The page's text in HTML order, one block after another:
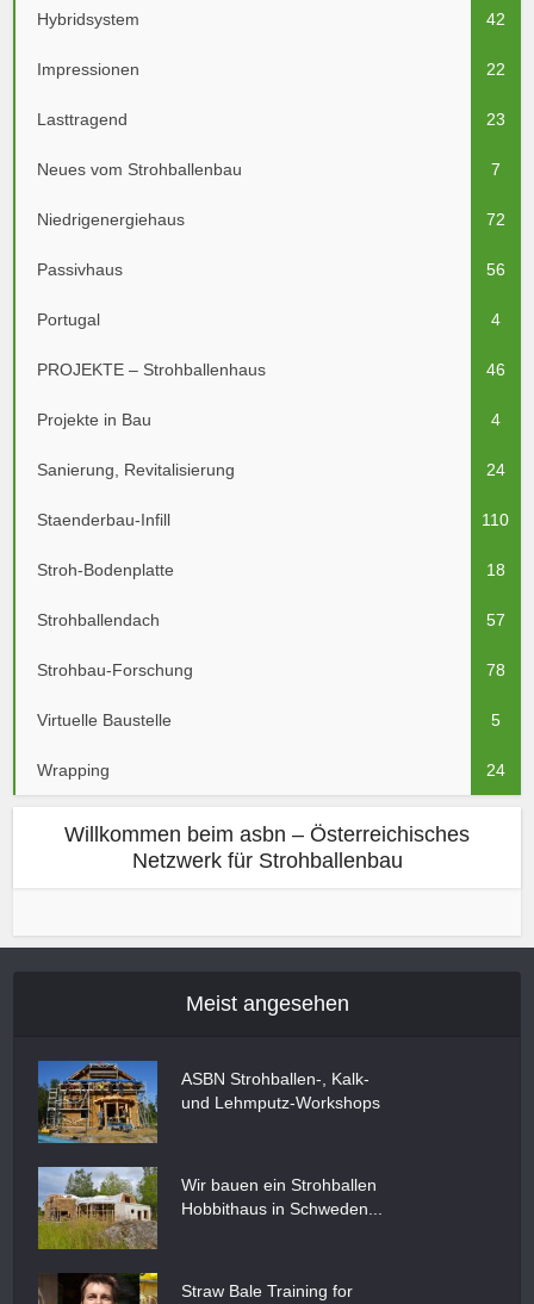
Hybridsystem 42
Impressionen 22
Lasttragend 23
Neues vom Strohballenbau 7
Niedrigenergiehaus 72
Passivhaus 56
Portugal 4
PROJEKTE – Strohballenhaus 46
Projekte in Bau 4
Sanierung, Revitalisierung 24
Staenderbau-Infill 110
Stroh-Bodenplatte 18
Strohballendach 57
Strohbau-Forschung 78
Virtuelle Baustelle 5
Wrapping 24
Willkommen beim asbn – Österreichisches
Netzwerk für Strohballenbau
Meist angesehen
ASBN Strohballen-, Kalk-
und Lehmputz-Workshops
Wir bauen ein Strohballen
Hobbithaus in Schweden...
Straw Bale Training for